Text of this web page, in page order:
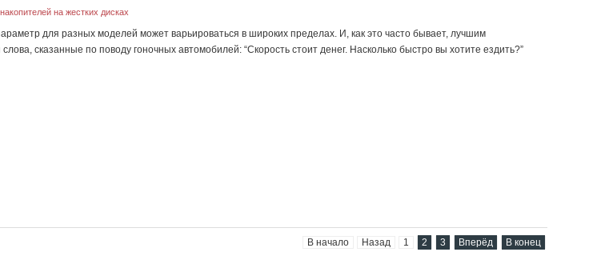
на жестких дисках
для разных моделей может варьироваться в широких пределах. И, как это часто бывает, лучшим
сказанные по поводу гоночных автомобилей: “Скорость стоит денег. Насколько быстро вы хотите ездить?”
В начало Назад 1 2 3 Вперёд В конец